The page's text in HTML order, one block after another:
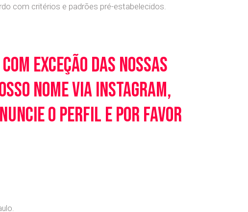
com critérios e padrões pré-estabelecidos.
exceção das nossas
nome via Instagram,
o perfil e por favor